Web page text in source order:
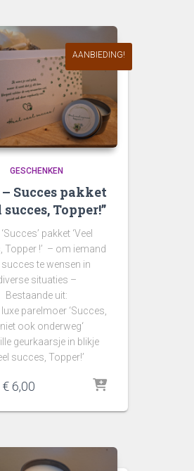
AANBIEDING!
GESCHENKEN
Succes pakket
succes, Topper!”
pakket ‘Veel
Topper !’ – om iemand
succes te wensen in
situaties –
Bestaande uit:
parelmoer ‘Succes,
ook onderweg‘
geurkaarsje in blikje
succes, Topper!’
Oorspronkelijke
was:
€ 6,00
is: